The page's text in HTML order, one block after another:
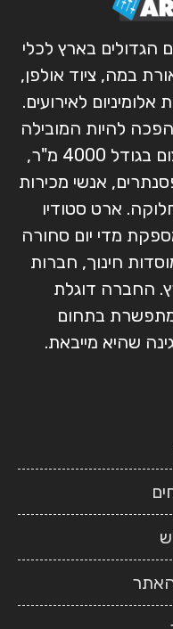
הגדולים בארץ לכלי
במה, ציוד אולפן,
אלומיניום לאירועים.
עובדת משנת 1994 והפכה להיות המובילה
בתחומה. ברשותנו מרלו"ג עצום בגודל 4000 מ"ר,
אנשי מכירות
ארט סטודיו
מדי יום סחורה
חינוך, חברות
החברה דוגלת
מתפשרת בתחום
שהיא מייבאת.